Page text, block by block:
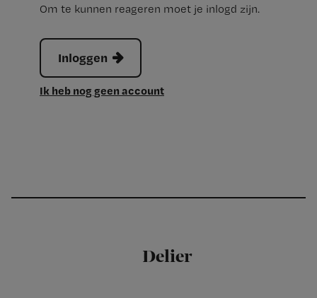
Om te kunnen reageren moet je inlogd zijn.
Inloggen
Ik heb nog geen account
Delier